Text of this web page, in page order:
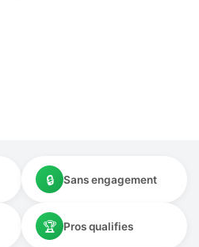
🔒 Sans engagement
🏆 Pros qualifies